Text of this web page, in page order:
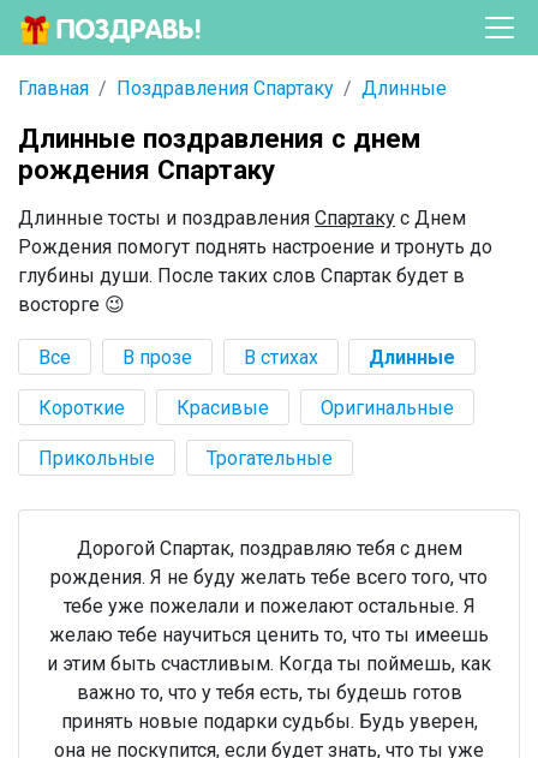
Главная Поздравления Спартаку Длинные
Длинные поздравления с днем
рождения Спартаку
Длинные тосты и поздравления Спартаку с Днем
Рождения помогут поднять настроение и тронуть до
глубины души. После таких слов Спартак будет в
восторге 😉
Все В прозе В стихах Длинные
Короткие Красивые Оригинальные
Прикольные Трогательные
Дорогой Спартак, поздравляю тебя с днем
рождения. Я не буду желать тебе всего того, что
тебе уже пожелали и пожелают остальные. Я
желаю тебе научиться ценить то, что ты имеешь
и этим быть счастливым. Когда ты поймешь, как
важно то, что у тебя есть, ты будешь готов
принять новые подарки судьбы. Будь уверен,
она не поскупится, если будет знать, что ты уже